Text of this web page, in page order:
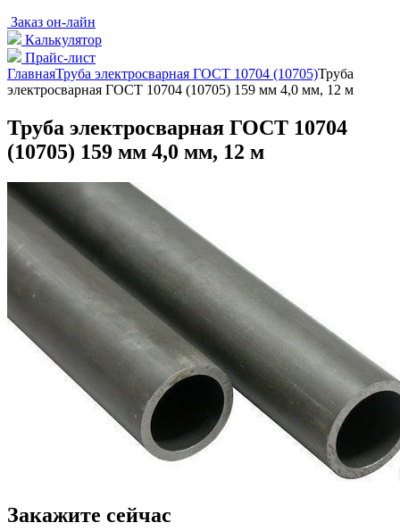
Заказ он-лайн
Калькулятор
Прайс-лист
ГлавнаяТруба электросварная ГОСТ 10704 (10705)Труба
электросварная ГОСТ 10704 (10705) 159 мм 4,0 мм, 12 м
Труба электросварная ГОСТ 10704
(10705) 159 мм 4,0 мм, 12 м
Закажите сейчас